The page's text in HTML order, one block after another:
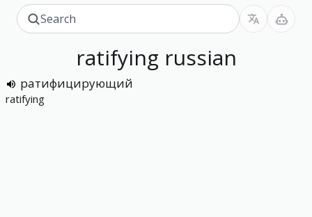
ratifying russian
ратифицирующий
ratifying